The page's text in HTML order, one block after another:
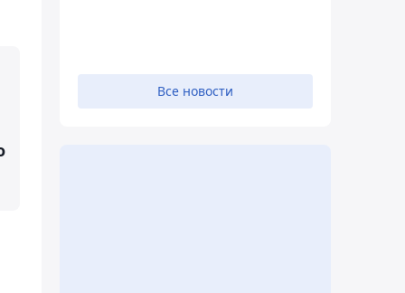
Все новости